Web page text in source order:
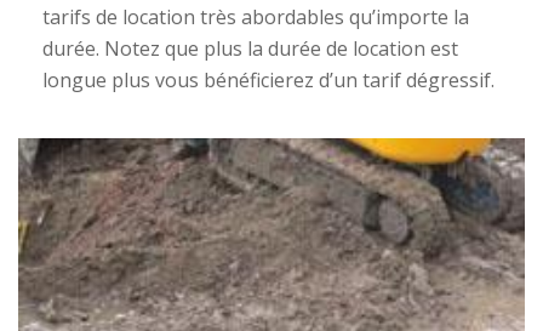
tarifs de location très abordables qu’importe la
durée. Notez que plus la durée de location est
longue plus vous bénéficierez d’un tarif dégressif.